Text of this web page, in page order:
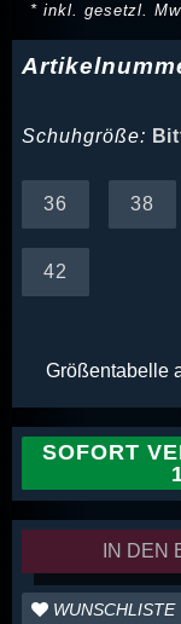
* inkl. gesetzl.
Schuhgröße:
36 38
42
Größentabelle
SOFORT
IN DEN
WUNSCHLISTE